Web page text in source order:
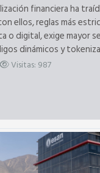
financiera ha
ellos, reglas más
o digital, exige mayor
dinámicos y
Visitas: 987